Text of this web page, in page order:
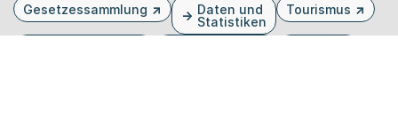
Gesetzessammlung
Daten und
Statistiken
Tourismus